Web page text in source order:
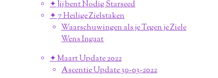
✦ Jij bent Nodig Starseed
✦ 7 Heilige Zielstaken
Waarschuwingen als je Tegen je Ziele
Wens Ingaat
✦ Maart Update 2022
Ascentie Update 30-03-2022